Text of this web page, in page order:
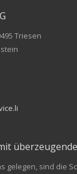
Triesen
gelegen, sind die